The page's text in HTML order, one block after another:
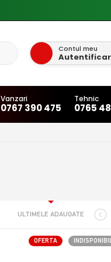
Contul meu
Vanzari
0767 390 475
Tehnic
0765
ULTIMELE ADAUGATE